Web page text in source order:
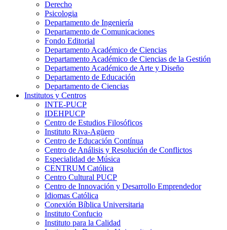
Derecho
Psicologia
Departamento de Ingeniería
Departamento de Comunicaciones
Fondo Editorial
Departamento Académico de Ciencias
Departamento Académico de Ciencias de la Gestión
Departamento Académico de Arte y Diseño
Departamento de Educación
Departamento de Ciencias
Institutos y Centros
INTE-PUCP
IDEHPUCP
Centro de Estudios Filosóficos
Instituto Riva-Agüero
Centro de Educación Contínua
Centro de Análisis y Resolución de Conflictos
Especialidad de Música
CENTRUM Católica
Centro Cultural PUCP
Centro de Innovación y Desarrollo Emprendedor
Idiomas Católica
Conexión Bíblica Universitaria
Instituto Confucio
Instituto para la Calidad